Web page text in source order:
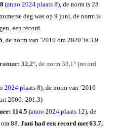
(anno 2024 plaats 8), de norm is 28
dag was op 9 juni, de norm is
een record.
, de norm van ‘2010 om 2020’ is 3,9
32,2°, de norm 33,1° (record
2024 plaats 8), de norm van ‘2010
2006: 201.3)
114.5 (anno 2024 plaats 12), de
88. Juni had een record met63.7,